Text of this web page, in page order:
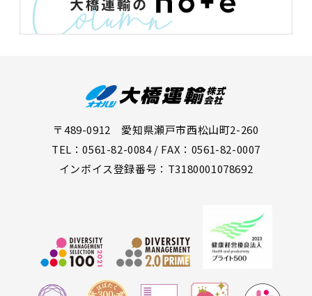
〒489-0912 愛知県瀬戸市西松山町2-260
TEL：0561-82-0084 / FAX：0561-82-0007
インボイス登録番号：T3180001078692